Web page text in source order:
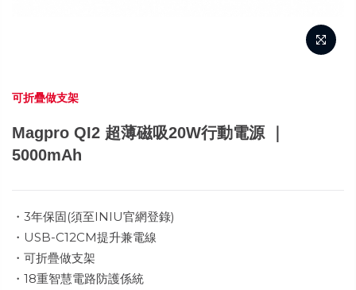
可折疊做支架
Magpro QI2 超薄磁吸20W行動電源 ｜
5000mAh
・3年保固(須至INIU官網登錄)
・USB-C12CM提升兼電線
・可折疊做支架
・18重智慧電路防護係統